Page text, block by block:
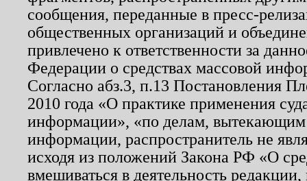
сообщения, переданные в пресс-
общественных организаций и
привлечено к ответственности за
Федерации о средствах массовой
Согласно абз.3, п.13 Постановления
2010 года «О практике применения
информации», «по делам, вытекающим
информации, распространитель не
исходя из положений Закона РФ «О
вмешиваться в деятельность